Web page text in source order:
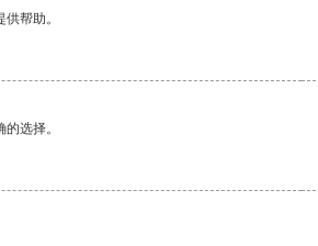
帮助。
选择。